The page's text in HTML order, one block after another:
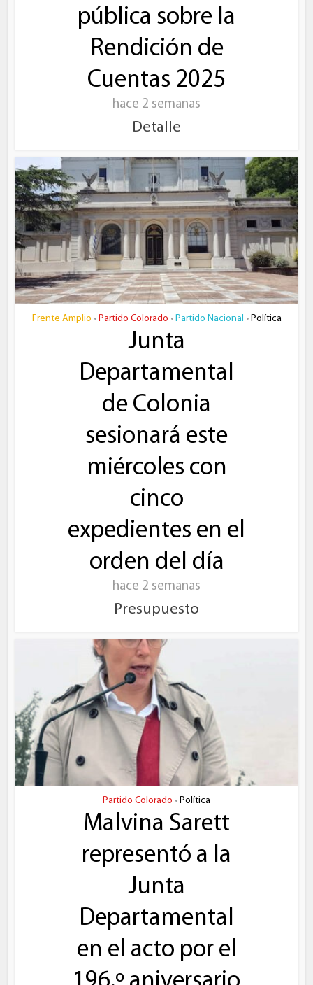
pública sobre la
Rendición de
Cuentas 2025
hace 2 semanas
Detalle
Frente Amplio • Partido Colorado • Partido Nacional • Política
Junta
Departamental
de Colonia
sesionará este
miércoles con
cinco
expedientes en el
orden del día
hace 2 semanas
Presupuesto
Partido Colorado • Política
Malvina Sarett
representó a la
Junta
Departamental
en el acto por el